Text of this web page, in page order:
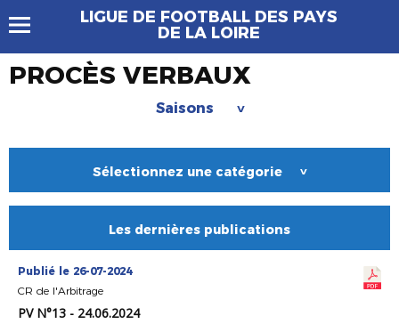
LIGUE DE FOOTBALL DES PAYS
DE LA LOIRE
PROCÈS VERBAUX
Saisons >
Sélectionnez une catégorie >
Les dernières publications
Publié le 26-07-2024
CR de l'Arbitrage
PV N°13 - 24.06.2024